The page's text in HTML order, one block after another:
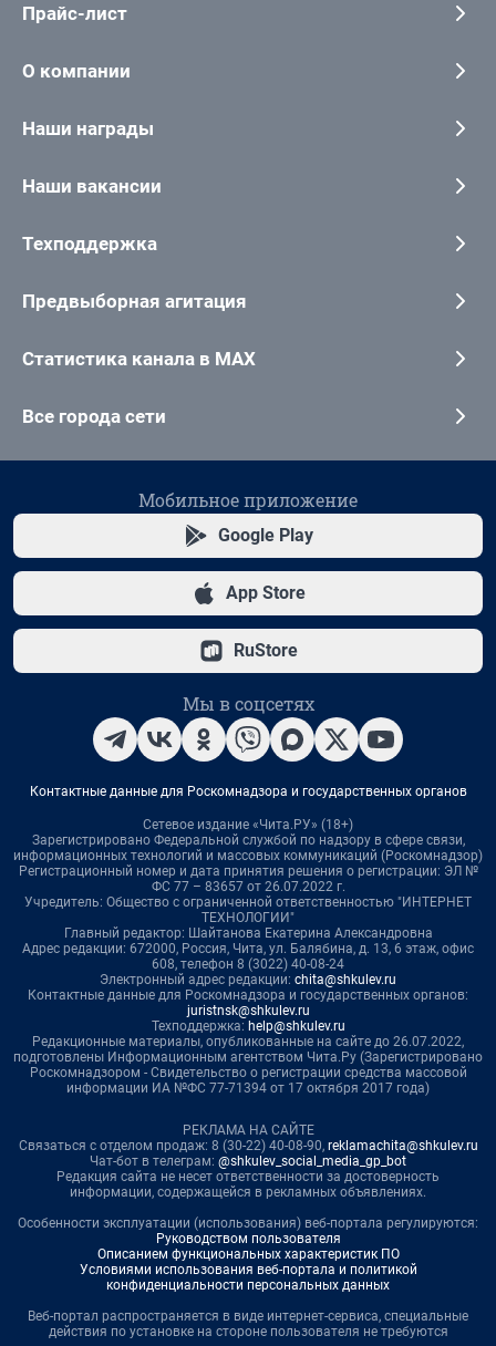
Прайс-лист
О компании
Наши награды
Наши вакансии
Техподдержка
Предвыборная агитация
Статистика канала в MAX
Все города сети
Мобильное приложение
Google Play
App Store
RuStore
Мы в соцсетях
Контактные данные для Роскомнадзора и государственных органов
Сетевое издание «Чита.РУ» (18+)
Зарегистрировано Федеральной службой по надзору в сфере связи,
информационных технологий и массовых коммуникаций (Роскомнадзор)
Регистрационный номер и дата принятия решения о регистрации: ЭЛ №
ФС 77 – 83657 от 26.07.2022 г.
Учредитель: Общество с ограниченной ответственностью "ИНТЕРНЕТ
ТЕХНОЛОГИИ"
Главный редактор: Шайтанова Екатерина Александровна
Адрес редакции: 672000, Россия, Чита, ул. Балябина, д. 13, 6 этаж, офис
608, телефон 8 (3022) 40-08-24
Электронный адрес редакции: chita@shkulev.ru
Контактные данные для Роскомнадзора и государственных органов:
juristnsk@shkulev.ru
Техподдержка: help@shkulev.ru
Редакционные материалы, опубликованные на сайте до 26.07.2022,
подготовлены Информационным агентством Чита.Ру (Зарегистрировано
Роскомнадзором - Свидетельство о регистрации средства массовой
информации ИА №ФС 77-71394 от 17 октября 2017 года)
РЕКЛАМА НА САЙТЕ
Связаться с отделом продаж: 8 (30-22) 40-08-90, reklamachita@shkulev.ru
Чат-бот в телеграм: @shkulev_social_media_gp_bot
Редакция сайта не несет ответственности за достоверность
информации, содержащейся в рекламных объявлениях.
Особенности эксплуатации (использования) веб-портала регулируются:
Руководством пользователя
Описанием функциональных характеристик ПО
Условиями использования веб-портала и политикой
конфиденциальности персональных данных
Веб-портал распространяется в виде интернет-сервиса, специальные
действия по установке на стороне пользователя не требуются